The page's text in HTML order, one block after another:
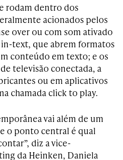
rodam dentro dos
acionados pelos
over ou com som ativado
text, que abrem formatos
conteúdo em texto; e os
televisão conectada, a
ou em aplicativos
chamada click to play.
vai além de um
o ponto central é qual
diz a vice-
da Heinken, Daniela